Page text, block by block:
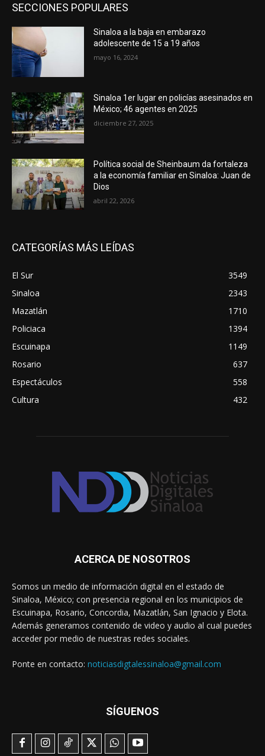
SECCIONES POPULARES
Sinaloa a la baja en embarazo
adolescente de 15 a 19 años
mayo 16, 2024
Sinaloa 1er lugar en policías asesinados en
México; 46 agentes en 2025
diciembre 27, 2025
Política social de Sheinbaum da fortaleza
a la economía familiar en Sinaloa: Juan de
Dios
abril 22, 2026
CATEGORÍAS MÁS LEÍDAS
El Sur
3549
Sinaloa
2343
Mazatlán
1710
Policiaca
1394
Escuinapa
1149
Rosario
637
Espectáculos
558
Cultura
432
ACERCA DE NOSOTROS
Somos un medio de información digital en el estado de
Sinaloa, México; con presencia regional en los municipios de
Escuinapa, Rosario, Concordia, Mazatlán, San Ignacio y Elota.
Además generamos contenido de video y audio al cual puedes
acceder por medio de nuestras redes sociales.
Ponte en contacto: noticiasdigtalessinaloa@gmail.com
SÍGUENOS